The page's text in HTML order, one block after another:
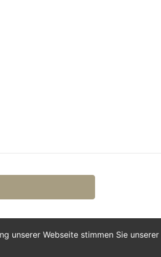
unserer Webseite stimmen Sie